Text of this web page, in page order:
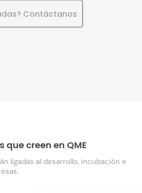
Contáctanos
creen en QME
ligadas al desarrollo, incubación e